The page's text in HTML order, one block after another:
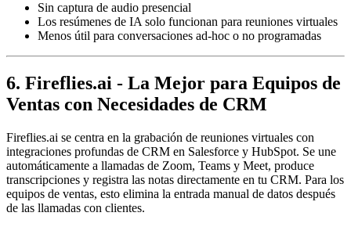
Sin captura de audio presencial
Los resúmenes de IA solo funcionan para reuniones virtuales
Menos útil para conversaciones ad-hoc o no programadas
6. Fireflies.ai - La Mejor para Equipos de
Ventas con Necesidades de CRM
Fireflies.ai se centra en la grabación de reuniones virtuales con
integraciones profundas de CRM en Salesforce y HubSpot. Se une
automáticamente a llamadas de Zoom, Teams y Meet, produce
transcripciones y registra las notas directamente en tu CRM. Para los
equipos de ventas, esto elimina la entrada manual de datos después
de las llamadas con clientes.